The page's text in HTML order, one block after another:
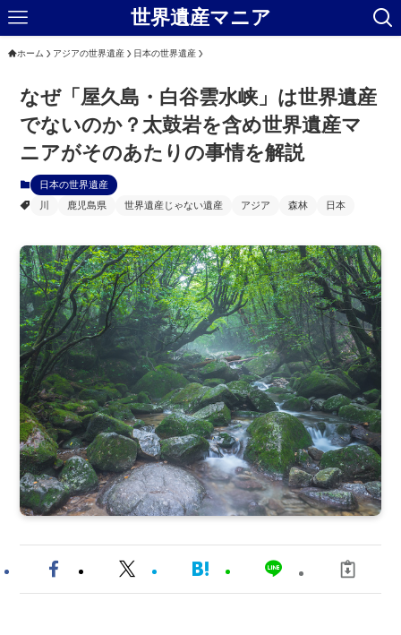
世界遺産マニア
ホーム アジアの世界遺産 日本の世界遺産
なぜ「屋久島・白谷雲水峡」は世界遺産
でないのか？太鼓岩を含め世界遺産マ
ニアがそのあたりの事情を解説
日本の世界遺産
川
鹿児島県 世界遺産じゃない遺産 アジア 森林 日本